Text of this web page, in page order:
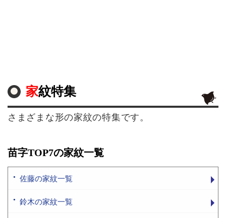
家紋特集
さまざまな形の家紋の特集です。
苗字TOP7の家紋一覧
佐藤の家紋一覧
鈴木の家紋一覧